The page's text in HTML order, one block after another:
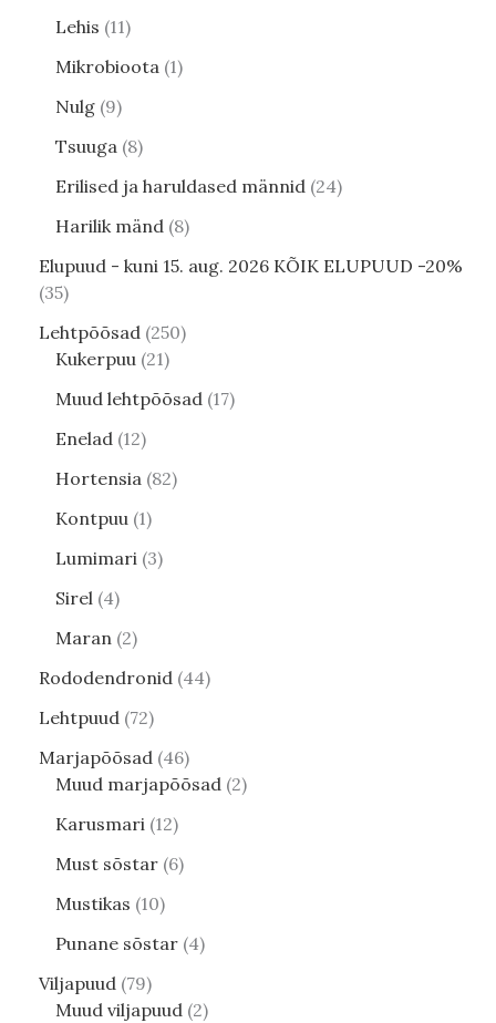
Lehis 11
Mikrobioota 1
Nulg 9
Tsuuga 8
Erilised ja haruldased männid 24
Harilik mänd 8
Elupuud - kuni 15. aug. 2026 KÕIK ELUPUUD -20%
35
Lehtpõõsad 250
Kukerpuu 21
Muud lehtpõõsad 17
Enelad 12
Hortensia 82
Kontpuu 1
Lumimari 3
Sirel 4
Maran 2
Rododendronid 44
Lehtpuud 72
Marjapõõsad 46
Muud marjapõõsad 2
Karusmari 12
Must sõstar 6
Mustikas 10
Punane sõstar 4
Viljapuud 79
Muud viljapuud 2